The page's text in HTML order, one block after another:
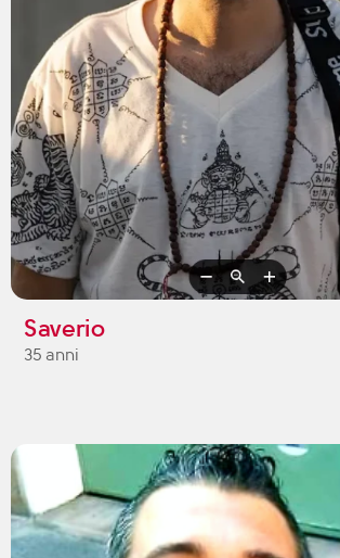
Saverio
35 anni